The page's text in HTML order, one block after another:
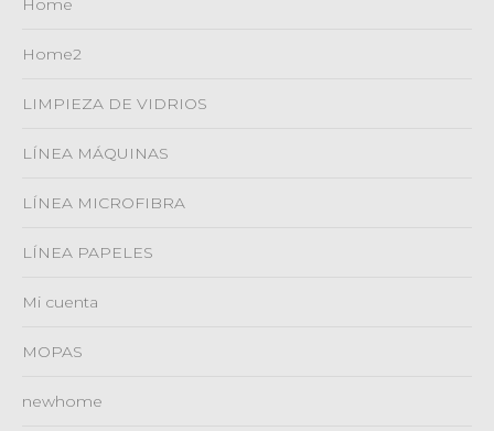
Home
Home2
LIMPIEZA DE VIDRIOS
LÍNEA MÁQUINAS
LÍNEA MICROFIBRA
LÍNEA PAPELES
Mi cuenta
MOPAS
newhome